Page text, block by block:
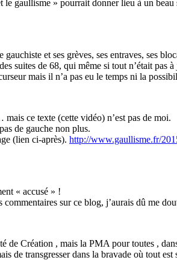
gaullisme » pourrait donner lieu à un
et ses grèves, ses entraves, ses
suites de 68, qui même si tout n’était pas
mais il n’a pas eu le temps ni la
ce texte (cette vidéo) n’est pas de moi.
de gauche non plus.
(lien ci-après). http://www.gaullisme.fr/
« accusé » !
sur ce blog, j’aurais dû me
de Création , mais la PMA pour toutes ,
de transgresser dans la bravade où tout